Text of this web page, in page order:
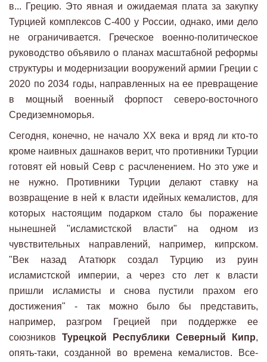
в... Грецию. Это явная и ожидаемая плата за закупку
Турцией комплексов С-400 у России, однако, ими дело
не ограничивается. Греческое военно-политическое
руководство объявило о планах масштабной реформы
структуры и модернизации вооружений армии Греции с
2020 по 2034 годы, направленных на ее превращение
в мощный военный форпост северо-восточного
Средиземноморья.
Сегодня, конечно, не начало XX века и вряд ли кто-то
кроме наивных дашнаков верит, что противники Турции
готовят ей новый Севр с расчленением. Но это уже и
не нужно. Противники Турции делают ставку на
возвращение в ней к власти идейных кемалистов, для
которых настоящим подарком стало бы поражение
нынешней "исламистской власти" на одном из
чувствительных направлений, например, кипрском.
"Век назад Ататюрк создал Турцию из руин
исламистской империи, а через сто лет к власти
пришли исламисты и снова пустили прахом его
достижения" - так можно было бы представить,
например, разгром Грецией при поддержке ее
союзников Турецкой Республики Северный Кипр,
опять-таки, созданной во времена кемалистов. Все-